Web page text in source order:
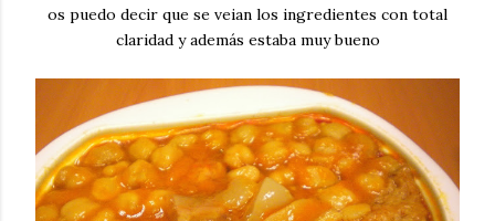
os puedo decir que se veian los ingredientes con total
claridad y además estaba muy bueno